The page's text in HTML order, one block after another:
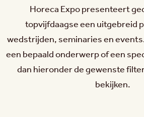
Horeca Expo presenteert
topvijfdaagse een uitgebreid
wedstrijden, seminaries en
een bepaald onderwerp of een
dan hieronder de gewenste
bekijken.